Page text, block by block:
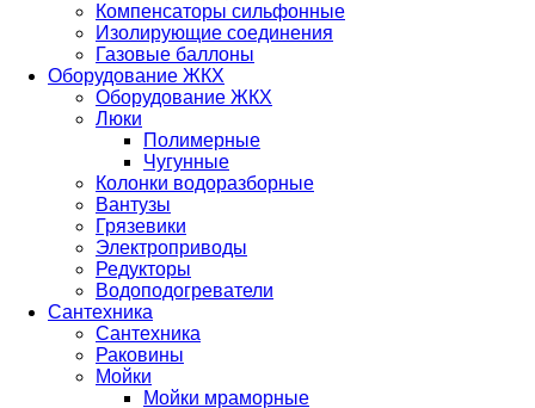
Компенсаторы сильфонные
Изолирующие соединения
Газовые баллоны
Оборудование ЖКХ
Оборудование ЖКХ
Люки
Полимерные
Чугунные
Колонки водоразборные
Вантузы
Грязевики
Электроприводы
Редукторы
Водоподогреватели
Сантехника
Сантехника
Раковины
Мойки
Мойки мраморные